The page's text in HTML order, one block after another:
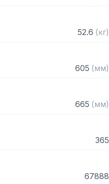
52.6 (кг)
605 (мм)
665 (мм)
365
67888